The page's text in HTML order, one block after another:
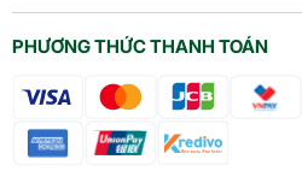
PHƯƠNG THỨC THANH TOÁN